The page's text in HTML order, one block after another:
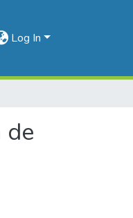
Log In
de